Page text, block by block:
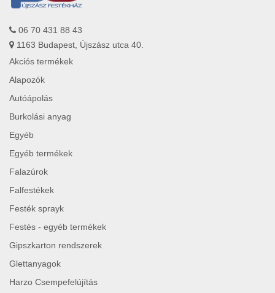
06 70 431 88 43
1163 Budapest, Újszász utca 40.
Akciós termékek
Alapozók
Autóápolás
Burkolási anyag
Egyéb
Egyéb termékek
Falazúrok
Falfestékek
Festék sprayk
Festés - egyéb termékek
Gipszkarton rendszerek
Glettanyagok
Harzo Csempefelújítás